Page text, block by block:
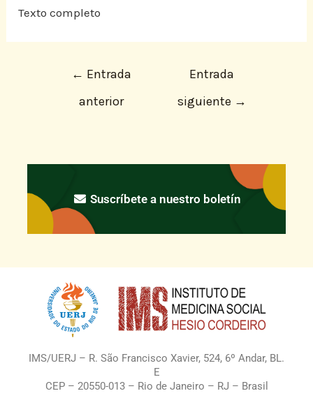
Texto completo
← Entrada
anterior
Entrada
siguiente →
Suscríbete a nuestro boletín
IMS/UERJ – R. São Francisco Xavier, 524, 6º Andar, BL.
E
CEP – 20550-013 – Rio de Janeiro – RJ – Brasil